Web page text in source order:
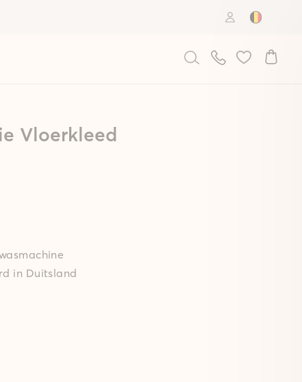
Country:
Vloerkleed
in Duitsland